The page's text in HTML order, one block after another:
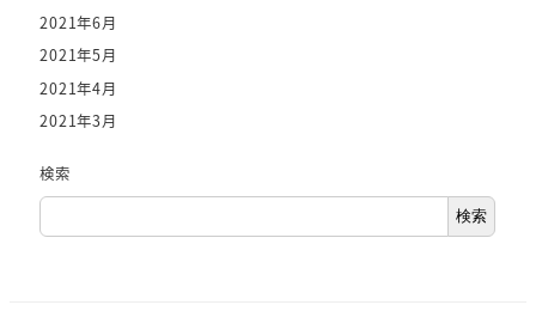
2021年6月
2021年5月
2021年4月
2021年3月
検索
検索